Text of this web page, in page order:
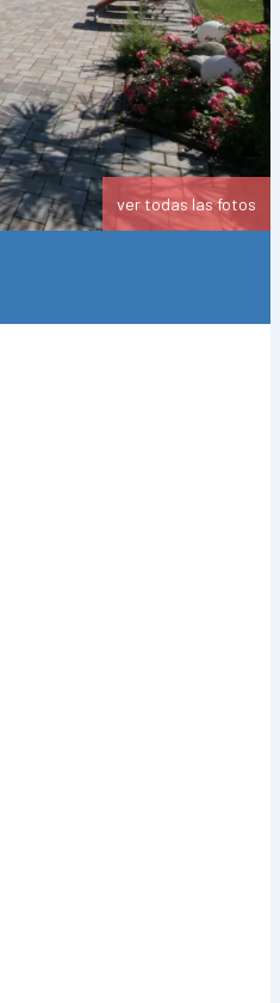
ver todas las fotos